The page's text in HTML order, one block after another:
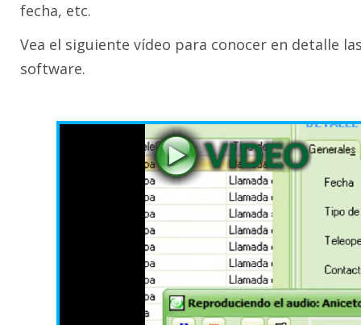
fecha, etc.
Vea el siguiente vídeo para conocer en detalle
software.